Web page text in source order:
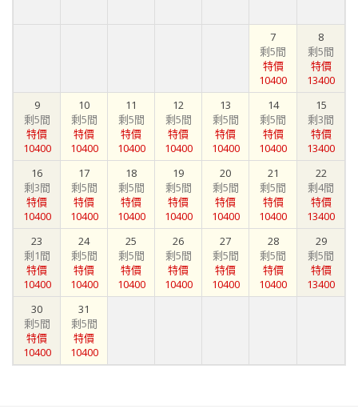
7
剩5間
特價
10400
8
剩5間
特價
13400
9
剩5間
特價
10400
10
剩5間
特價
10400
11
剩5間
特價
10400
12
剩5間
特價
10400
13
剩5間
特價
10400
14
剩5間
特價
10400
15
剩3間
特價
13400
16
剩3間
特價
10400
17
剩5間
特價
10400
18
剩5間
特價
10400
19
剩5間
特價
10400
20
剩5間
特價
10400
21
剩5間
特價
10400
22
剩4間
特價
13400
23
剩1間
特價
10400
24
剩5間
特價
10400
25
剩5間
特價
10400
26
剩5間
特價
10400
27
剩5間
特價
10400
28
剩5間
特價
10400
29
剩5間
特價
13400
30
剩5間
特價
10400
31
剩5間
特價
10400